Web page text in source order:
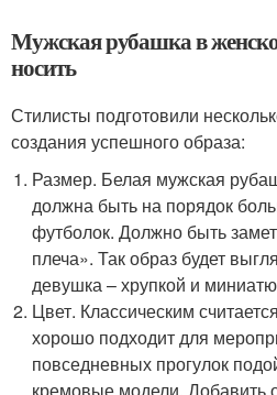
Мужская рубашка в
носить
Стилисты подготовили
создания успешного образа:
Размер. Белая мужская
должна быть на порядок
футболок. Должно быть
плеча». Так образ будет
девушка – хрупкой и
Цвет. Классическим
хорошо подходит для
повседневных прогулок